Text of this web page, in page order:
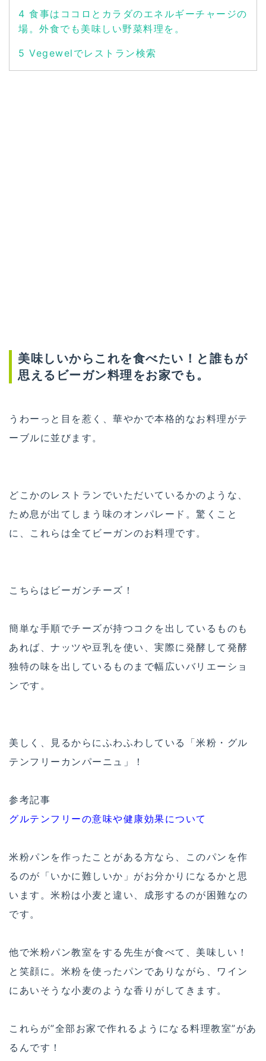
4 食事はココロとカラダのエネルギーチャージの
場。外食でも美味しい野菜料理を。
5 Vegewelでレストラン検索
美味しいからこれを食べたい！と誰もが
思えるビーガン料理をお家でも。
うわーっと目を惹く、華やかで本格的なお料理がテ
ーブルに並びます。
どこかのレストランでいただいているかのような、
ため息が出てしまう味のオンパレード。驚くこと
に、これらは全てビーガンのお料理です。
こちらはビーガンチーズ！
簡単な手順でチーズが持つコクを出しているものも
あれば、ナッツや豆乳を使い、実際に発酵して発酵
独特の味を出しているものまで幅広いバリエーショ
ンです。
美しく、見るからにふわふわしている「米粉・グル
テンフリーカンパーニュ」！
参考記事
グルテンフリーの意味や健康効果について
米粉パンを作ったことがある方なら、このパンを作
るのが「いかに難しいか」がお分かりになるかと思
います。米粉は小麦と違い、成形するのが困難なの
です。
他で米粉パン教室をする先生が食べて、美味しい！
と笑顔に。米粉を使ったパンでありながら、ワイン
にあいそうな小麦のような香りがしてきます。
これらが”全部お家で作れるようになる料理教室”があ
るんです！